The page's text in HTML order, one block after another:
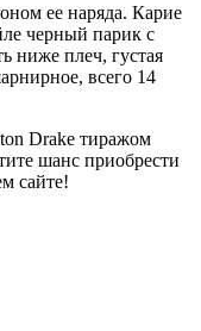
ее наряда. Карие
черный парик с
ниже плеч, густая
всего 14
Drake тиражом
шанс приобрести
сайте!